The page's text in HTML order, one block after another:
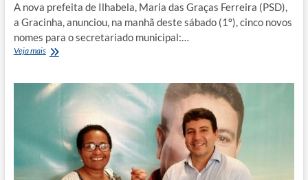
A nova prefeita de Ilhabela, Maria das Graças Ferreira (PSD),
a Gracinha, anunciou, na manhã deste sábado (1º), cinco novos
nomes para o secretariado municipal:…
Veja maisApós
de
Ilhabela
secretários